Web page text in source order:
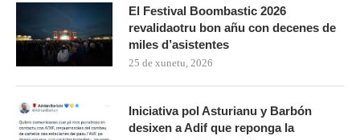
El Festival Boombastic 2026
revalidaotru bon añu con decenes de
miles d’asistentes
25 de xunetu, 2026
Iniciativa pol Asturianu y Barbón
desixen a Adif que reponga la